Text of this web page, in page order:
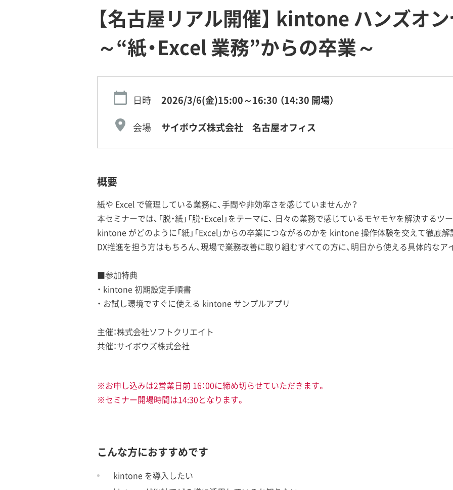
【名古屋リアル開催】 kintone ハンズオ
～“紙・Excel 業務”からの卒業～
日時 2026/3/6(金)15:00～16:30 （14:30 開場）
会場
サイボウズ株式会社 名古屋オフィス
概要
紙や Excel で管理している業務に、手間や非効率さを感じていませんか？
本セミナーでは、「脱・紙」「脱・Excel」をテーマに、 日々の業務で感じているモヤモヤを解決する
kintone がどのように「紙」「Excel」からの卒業につながるのかを kintone 操作体験を交えて徹底解
DX推進を担う方はもちろん、現場で業務改善に取り組むすべての方に、明日から使える具体的なア
■参加特典
・ kintone 初期設定手順書
・ お試し環境ですぐに使える kintone サンプルアプリ
主催：株式会社ソフトクリエイト
共催：サイボウズ株式会社
※お申し込みは2営業日前 16：00に締め切らせていただきます。
※セミナー開場時間は14:30となります。
こんな方におすすめです
kintone を導入したい